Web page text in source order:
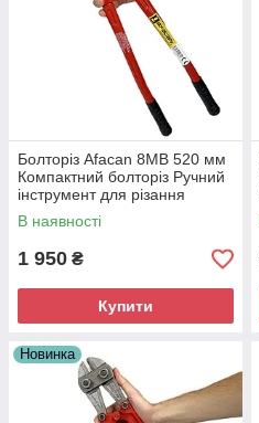
Болторіз Afacan 8МВ 520 мм
Компактний болторіз Ручний
інструмент для різання
В наявності
1 950 ₴
Купити
Новинка